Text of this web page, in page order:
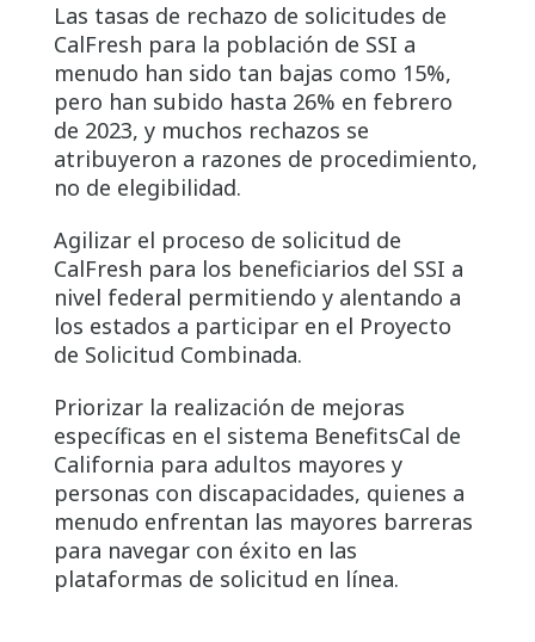
Las tasas de rechazo de solicitudes de
CalFresh para la población de SSI a
menudo han sido tan bajas como 15%,
pero han subido hasta 26% en febrero
de 2023, y muchos rechazos se
atribuyeron a razones de procedimiento,
no de elegibilidad.
Agilizar el proceso de solicitud de
CalFresh para los beneficiarios del SSI a
nivel federal permitiendo y alentando a
los estados a participar en el Proyecto
de Solicitud Combinada.
Priorizar la realización de mejoras
específicas en el sistema BenefitsCal de
California para adultos mayores y
personas con discapacidades, quienes a
menudo enfrentan las mayores barreras
para navegar con éxito en las
plataformas de solicitud en línea.